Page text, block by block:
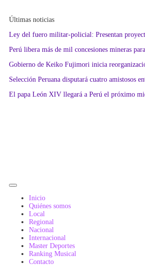
Últimas noticias
Ley del fuero militar-policial: Presentan
Perú libera más de mil concesiones mineras
Gobierno de Keiko Fujimori inicia
Selección Peruana disputará cuatro amistosos
El papa León XIV llegará a Perú el próximo
Inicio
Quiénes somos
Local
Regional
Nacional
Internacional
Master Deportes
Ranking Musical
Contacto